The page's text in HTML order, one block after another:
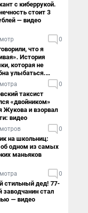
с киберрукой.
стоит 3
— видео
0
что я
История
которая не
улыбаться.
0
таксист
«двойником»
Жукова и взорвал
видео
0
на школьниц:
об одном из самых
маньяков
0
стильный дед! 77-
заводчанин стал
— видео